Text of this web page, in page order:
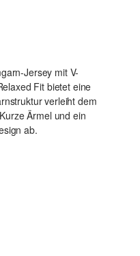
Jersey mit V-
Fit bietet eine
verleiht dem
Ärmel und ein
ab.